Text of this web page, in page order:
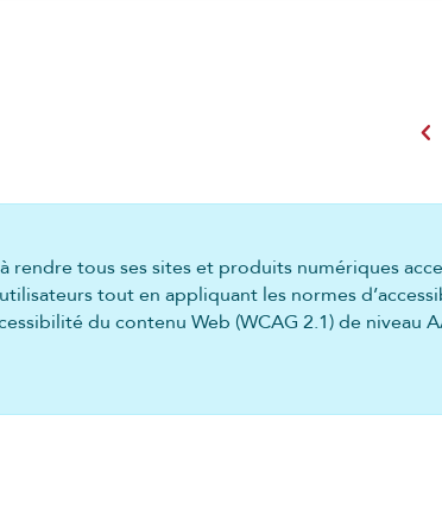
chevron_left
rendre tous ses sites et produits numériques
tout en appliquant les normes
du contenu Web (WCAG 2.1) de niveau